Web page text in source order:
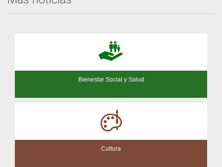
Bienestar Social y Salud
Cultura